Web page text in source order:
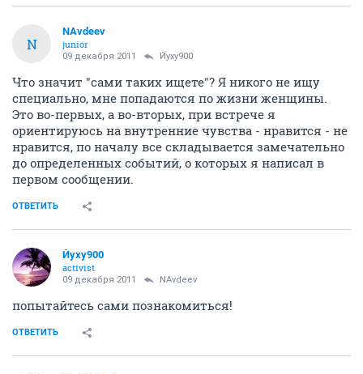
N
NAvdeev
junior
09 декабря 2011 Йуху900
Что значит "сами таких ищете"? Я никого не ищу
специально, мне попадаются по жизни женщины.
Это во-первых, а во-вторых, при встрече я
ориентируюсь на внутренние чувства - нравится - не
нравится, по началу все складывается замечательно
до определенных событий, о которых я написал в
первом сообщении.
ОТВЕТИТЬ
Йуху900
activist
09 декабря 2011 NAvdeev
попытайтесь сами познакомиться!
ОТВЕТИТЬ